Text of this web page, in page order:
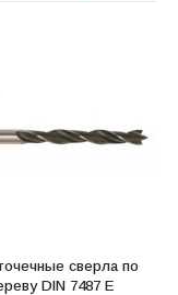
сверла по
DIN 7487 E